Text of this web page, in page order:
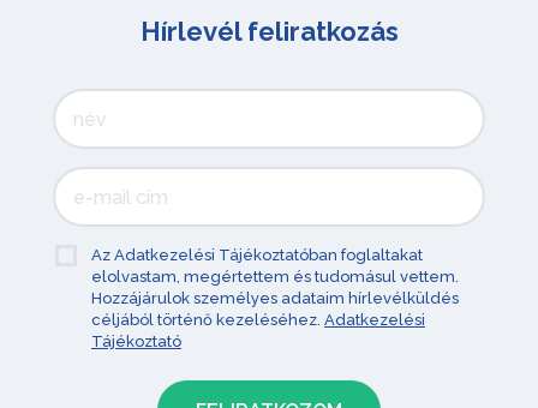
Hírlevél feliratkozás
Az Adatkezelési Tájékoztatóban foglaltakat
elolvastam, megértettem és tudomásul vettem.
Hozzájárulok személyes adataim hírlevélküldés
céljából történő kezeléséhez. Adatkezelési
Tájékoztató